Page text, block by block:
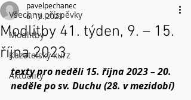
Všechny příspěvky
Modlitby
Kazatelský kurz
Aktuality
Modlitby 41. týden, 9. – 15.
října 2023
pavelpechanec
6. 10. 2023
texty pro neděli 15. října 2023 – 20.
neděle po sv. Duchu (28. v mezidobí)